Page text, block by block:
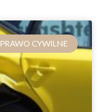
PRAWO CYWILNE